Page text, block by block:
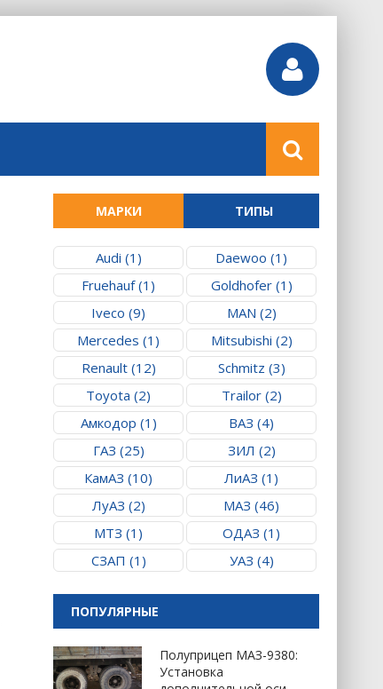
МАРКИ ТИПЫ
Audi (1)
Daewoo (1)
Fruehauf (1)
Goldhofer (1)
Iveco (9)
MAN (2)
Mercedes (1)
Mitsubishi (2)
Renault (12)
Schmitz (3)
Toyota (2)
Trailor (2)
Амкодор (1)
ВАЗ (4)
ГАЗ (25)
ЗИЛ (2)
КамАЗ (10)
ЛиАЗ (1)
ЛуАЗ (2)
МАЗ (46)
МТЗ (1)
ОДАЗ (1)
СЗАП (1)
УАЗ (4)
ПОПУЛЯРНЫЕ
Полуприцеп МАЗ-9380:
Установка